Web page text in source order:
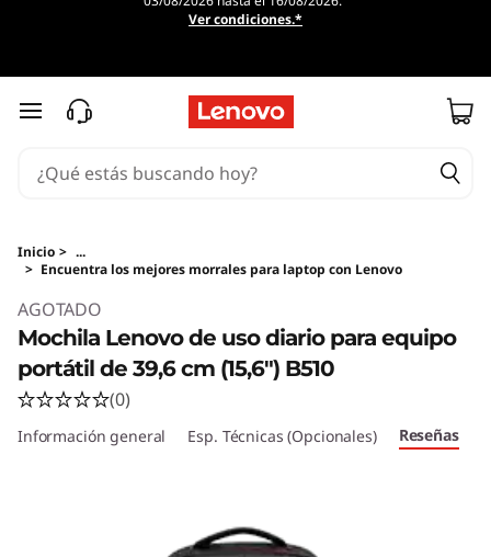
Ver condiciones.*
Ir al contenido principal
Inicio > ...
> Encuentra los mejores morrales para laptop con Lenovo
AGOTADO
Mochila Lenovo de uso diario para equipo
portátil de 39,6 cm (15,6") B510
(0)
Información general Esp. Técnicas (Opcionales) Reseñas